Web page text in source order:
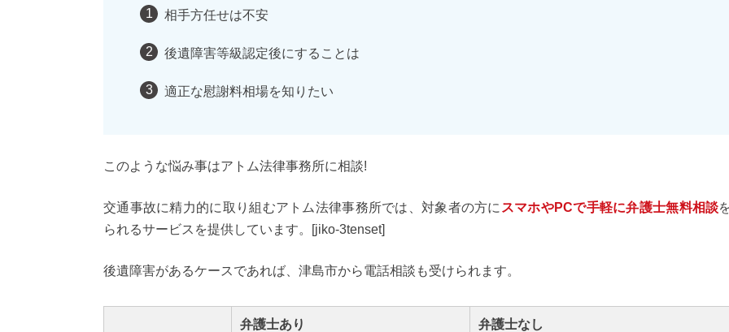
相手方任せは不安
後遺障害等級認定後にすることは
適正な慰謝料相場を知りたい
このような悩み事はアトム法律事務所に相談!
交通事故に精力的に取り組むアトム法律事務所では、対象者の方に スマホやPCで手軽に弁護士無料相談
られるサービスを提供しています。[jiko-3tenset]
後遺障害があるケースであれば、津島市から電話相談も受けられます。
弁護士あり 弁護士なし